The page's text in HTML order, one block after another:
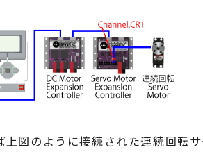
上図のように接続された連続回転